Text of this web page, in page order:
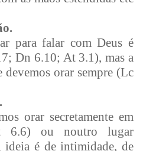
para falar com Deus é
Dn 6.10; At 3.1), mas a
orar sempre (Lc
orar secretamente em
6.6) ou noutro lugar
é de intimidade, de